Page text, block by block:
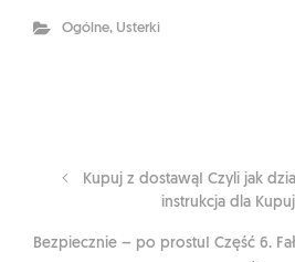
Ogólne, Usterki
Kupuj z dostawą! Czyli jak
instrukcja dla
Bezpiecznie – po prostu! Część 6.